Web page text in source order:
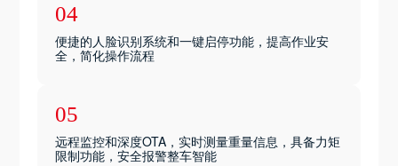
04
便捷的人脸识别系统和一键启停功能，提高作业安
全，简化操作流程
05
远程监控和深度OTA，实时测量重量信息，具备力矩
限制功能，安全报警整车智能